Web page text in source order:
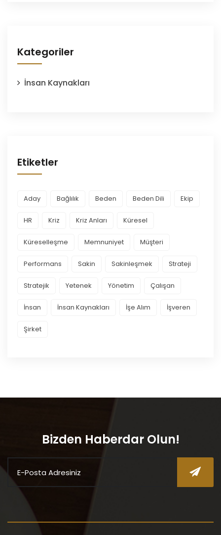
Kategoriler
İnsan Kaynakları
Etiketler
Aday Bağlılık Beden Beden Dili Ekip
HR Kriz Kriz Anları Küresel
Küreselleşme Memnuniyet Müşteri
Performans Sakin Sakinleşmek Strateji
Stratejik Yetenek Yönetim Çalışan
İnsan İnsan Kaynakları İşe Alım İşveren
Şirket
Bizden Haberdar Olun!